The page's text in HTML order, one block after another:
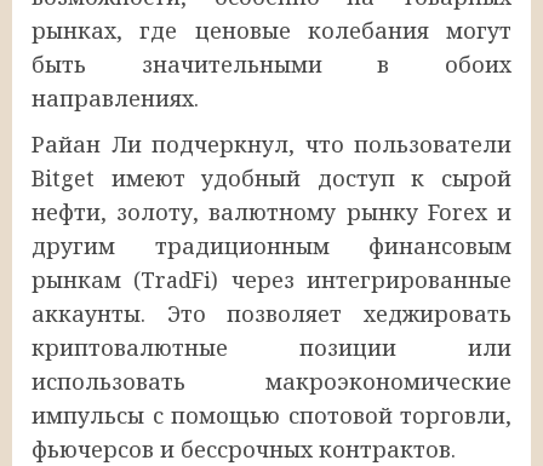
рынках, где ценовые колебания могут
быть значительными в обоих
направлениях.
Райан Ли подчеркнул, что пользователи
Bitget имеют удобный доступ к сырой
нефти, золоту, валютному рынку Forex и
другим традиционным финансовым
рынкам (TradFi) через интегрированные
аккаунты. Это позволяет хеджировать
криптовалютные позиции или
использовать макроэкономические
импульсы с помощью спотовой торговли,
фьючерсов и бессрочных контрактов.